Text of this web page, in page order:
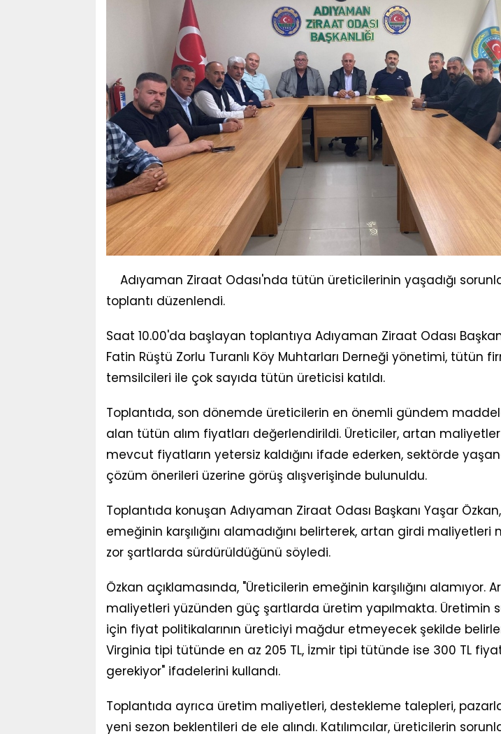
Adıyaman Ziraat Odası'nda tütün üreticilerinin yaşadığı
toplantı düzenlendi.
Saat 10.00'da başlayan toplantıya Adıyaman Ziraat Odası
Fatin Rüştü Zorlu Turanlı Köy Muhtarları Derneği yönetimi, tütün
temsilcileri ile çok sayıda tütün üreticisi katıldı.
Toplantıda, son dönemde üreticilerin en önemli gündem
alan tütün alım fiyatları değerlendirildi. Üreticiler, artan maliyetler
mevcut fiyatların yetersiz kaldığını ifade ederken, sektörde
çözüm önerileri üzerine görüş alışverişinde bulunuldu.
Toplantıda konuşan Adıyaman Ziraat Odası Başkanı Yaşar
emeğinin karşılığını alamadığını belirterek, artan girdi
zor şartlarda sürdürüldüğünü söyledi.
Özkan açıklamasında, "Üreticilerin emeğinin karşılığını alamıyor.
maliyetleri yüzünden güç şartlarda üretim yapılmakta. Üretimin
için fiyat politikalarının üreticiyi mağdur etmeyecek şekilde
Virginia tipi tütünde en az 205 TL, İzmir tipi tütünde ise 300 TL
gerekiyor" ifadelerini kullandı.
Toplantıda ayrıca üretim maliyetleri, destekleme talepleri,
yeni sezon beklentileri de ele alındı. Katılımcılar, üreticilerin